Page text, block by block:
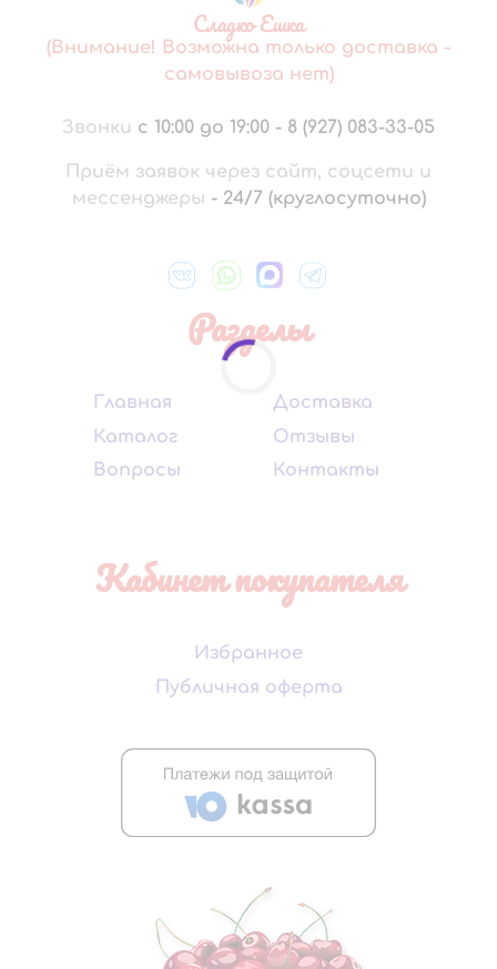
Сладко Ешка
(Внимание! Возможна только доставка -
самовывоза нет)
Звонки с 10:00 до 19:00 - 8 (927) 083-33-05
Приём заявок через сайт, соцсети и
мессенджеры - 24/7 (круглосуточно)
Разделы
Главная
Каталог
Вопросы
Доставка
Отзывы
Контакты
Кабинет покупателя
Избранное
Публичная оферта